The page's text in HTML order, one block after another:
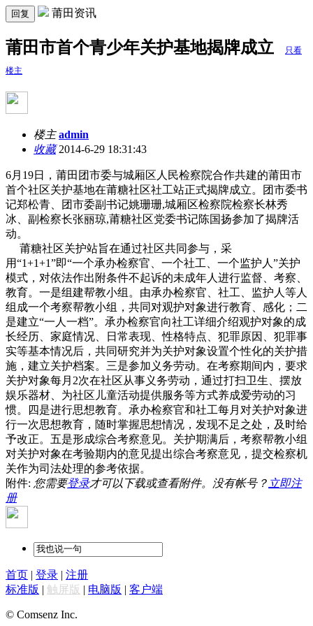
回复 莆田资讯
莆田市首个青少年关护基地揭牌成立 只看
楼主
楼主 admin
收藏2014-6-29 18:31:43
6月19日，莆田团市委与城厢区人民检察院合作共建的莆田市
首个社区关护基地在莆糖社区社工站正式揭牌成立。团市委书
记郑松青、团市委副书记姚珊珊,城厢区检察院检察长林秀
冰、副检察长张丽琼,莆糖社区党委书记陈国扬参加了揭牌活
动。
莆糖社区关护站旨在通过社区共同参与，采
用“1+1+1”即“一个承办检察官、一个社工、一个监护人”关护
模式，对依法作出附条件不起诉的未成年人进行监督、考察、
教育。一是组建帮教小组。由承办检察官、社工、监护人等人
组成一个考察帮教小组，共同对观护对象进行教育、感化；二
是建立“一人一档”。承办检察官向社工详细介绍观护对象的成
长经历、家庭情况、日常表现、性格特点、犯罪原因、犯罪事
实等基本情况后，共同研究并为关护对象设置个性化的关护措
施，建立关护档案。三是参加义务劳动。在考察期间内，要求
关护对象每月2次在社区从事义务劳动，通过打扫卫生、摆放
娱乐器材、为社区儿童活动提供服务等方式养成爱劳动的习
惯。四是进行思想教育。承办检察官和社工每月对关护对象进
行一次思想教育，随时掌握思想情况，发现不足之处，及时给
予改正。五是形成综合考察意见。关护期满后，考察帮教小组
对关护对象在考验期内的意见提出综合考察意见，提交检察机
关作为司法处理的参考依据。
附件: 您需要登录才可以下载或查看附件。没有帐号？ 立即注
册
首页 | 登录 | 注册
标准版 | 触屏版 | 电脑版 | 客户端
© Comsenz Inc.